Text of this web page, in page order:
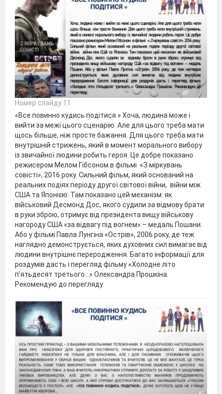
Номер слайду 11
«Все повинно кудись подітися » Хоча, людина може і
вийти за межі цього сценарію. Але для цього треба мати
щось більше, ніж просте бажання. Для цього треба мати
внутрішній стрижень, який в момент морального вибору
із звичайної людини робить героя. Це добре показано
режисером Мелом Гібсоном в фільмі «З міркувань
совісті», 2016 року. Сильний фільм, який оснований на
реальних подіях періоду другої світової війни, війни між
США та Японією. Там показано цей механізм: як
військовий Десмонд Дос, якого судили за відмову брати
в руки зброю, отримує від президента вищу військову
нагороду США «за відвагу під вогнем» – медаль Пошани.
Або у фільмі Павла Лунгіна «Острів», 2006 року, де теж
наглядно демонструється, яких духовних сил вимагає від
людини внутрішнє переродження. Багато інформації для
роздумів дасть і перегляд фільму «Холодне літо
п’ятьдесят третього…» Олександра Прошкіна.
Рекомендую до перегляду.